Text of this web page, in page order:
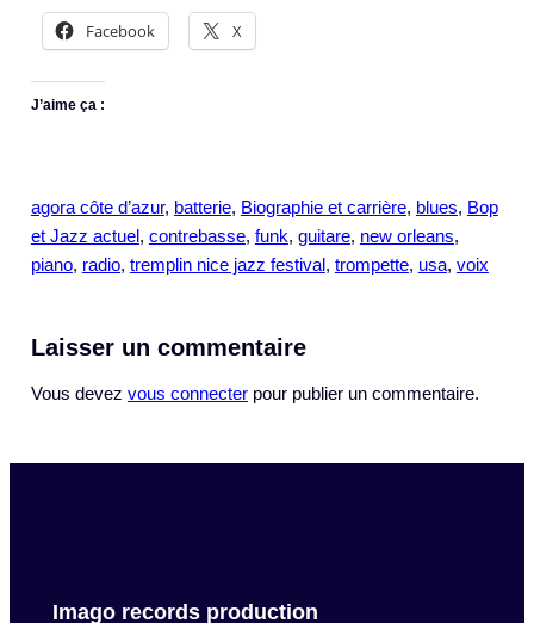
Facebook X
J’aime ça :
agora côte d’azur, batterie, Biographie et carrière, blues, Bop
et Jazz actuel, contrebasse, funk, guitare, new orleans
piano, radio, tremplin nice jazz festival, trompette, usa, voix
Laisser un commentaire
Vous devez vous connecterpour publier un commentaire.
Imago records production